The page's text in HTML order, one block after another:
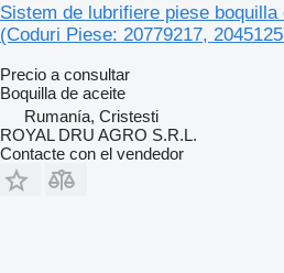
Sistem de lubrifiere piese
(Coduri Piese: 20779217,
Precio a consultar
Boquilla de aceite
Rumanía, Cristesti
ROYAL DRU AGRO S.R.L.
Contacte con el vendedor